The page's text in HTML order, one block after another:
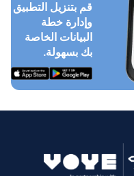
قم بتنزيل التطبيق
وإدارة خطة
البيانات الخاصة
بك بسهولة.